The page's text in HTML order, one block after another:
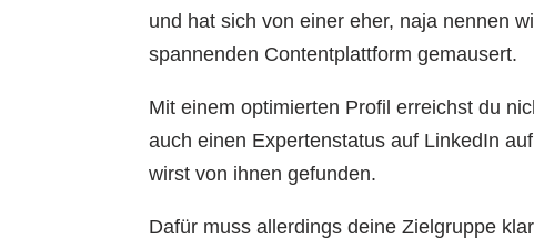
und hat sich von einer eher, naja nennen
spannenden Contentplattform gemausert.
Mit einem optimierten Profil erreichst du
auch einen Expertenstatus auf LinkedIn
wirst von ihnen gefunden.
Dafür muss allerdings deine Zielgruppe